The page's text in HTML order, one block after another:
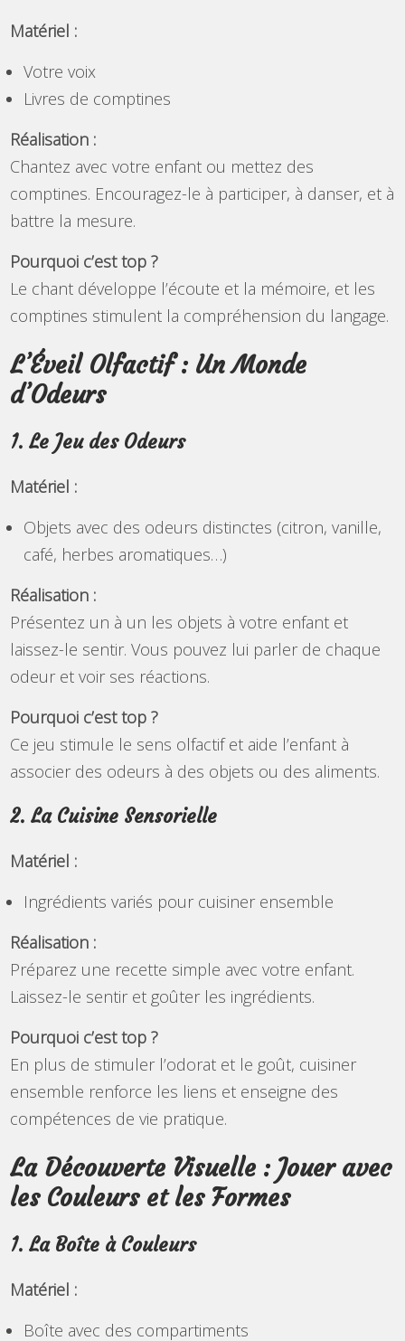
Matériel :
Votre voix
Livres de comptines
Réalisation :
Chantez avec votre enfant ou mettez des
comptines. Encouragez-le à participer, à danser, et à
battre la mesure.
Pourquoi c’est top ?
Le chant développe l’écoute et la mémoire, et les
comptines stimulent la compréhension du langage.
L’Éveil Olfactif : Un Monde
d’Odeurs
1. Le Jeu des Odeurs
Matériel :
Objets avec des odeurs distinctes (citron, vanille,
café, herbes aromatiques…)
Réalisation :
Présentez un à un les objets à votre enfant et
laissez-le sentir. Vous pouvez lui parler de chaque
odeur et voir ses réactions.
Pourquoi c’est top ?
Ce jeu stimule le sens olfactif et aide l’enfant à
associer des odeurs à des objets ou des aliments.
2. La Cuisine Sensorielle
Matériel :
Ingrédients variés pour cuisiner ensemble
Réalisation :
Préparez une recette simple avec votre enfant.
Laissez-le sentir et goûter les ingrédients.
Pourquoi c’est top ?
En plus de stimuler l’odorat et le goût, cuisiner
ensemble renforce les liens et enseigne des
compétences de vie pratique.
La Découverte Visuelle : Jouer avec
les Couleurs et les Formes
1. La Boîte à Couleurs
Matériel :
Boîte avec des compartiments